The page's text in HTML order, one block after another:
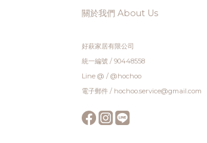
關於我們 About Us
好萩家居有限公司
統一編號 / 90448558
Line @ / @hochoo
電子郵件 / hochoo.service@gmail.com